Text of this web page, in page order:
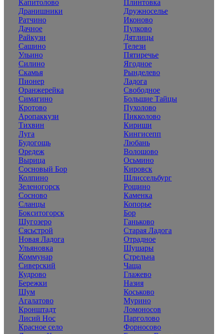
Капитолово
Плинтовка
Дранишники
Дружноселье
Ратчино
Иконово
Дачное
Пулково
Райкузи
Дятлицы
Сашино
Телези
Ульино
Пятиречье
Силино
Ягодное
Скамья
Рынделево
Пионер
Ладога
Оранжерейка
Свободное
Симагино
Большие Тайцы
Кротово
Пухолово
Аропаккузи
Пикколово
Тихвин
Кириши
Луга
Кингисепп
Будогощь
Любань
Оредеж
Волошово
Вырица
Осьмино
Сосновый Бор
Кировск
Колпино
Шлиссельбург
Зеленогорск
Рощино
Сосново
Каменка
Сланцы
Копорье
Бокситогорск
Бор
Шугозеро
Ганьково
Сясьстрой
Старая Ладога
Новая Ладога
Отрадное
Ульяновка
Шушары
Коммунар
Стрельна
Сиверский
Чаща
Кудрово
Глажево
Бережки
Назия
Шум
Коськово
Агалатово
Мурино
Кронштадт
Ломоносов
Лисий Нос
Парголово
Красное село
Форносово